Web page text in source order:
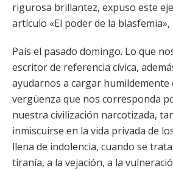
rigurosa brillantez, expuso este
artículo «El poder de la blasfemia»,
País el pasado domingo. Lo que
escritor de referencia cívica,
ayudarnos a cargar humildemente
vergüenza que nos corresponda
nuestra civilización narcotizada,
inmiscuirse en la vida privada de
llena de indolencia, cuando se
tiranía, a la vejación, a la